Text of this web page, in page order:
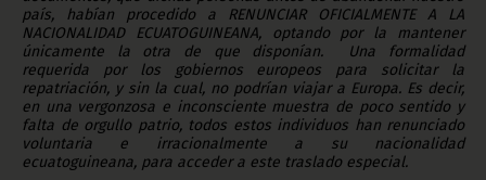
país, habían procedido a RENUNCIAR OFICIALMENTE A LA
NACIONALIDAD ECUATOGUINEANA, optando por la mantener
únicamente la otra de que disponían. Una formalidad
requerida por los gobiernos europeos para solicitar la
repatriación, y sin la cual, no podrían viajar a Europa. Es decir,
en una vergonzosa e inconsciente muestra de poco sentido y
falta de orgullo patrio, todos estos individuos han renunciado
voluntaria e irracionalmente a su nacionalidad
ecuatoguineana, para acceder a este traslado especial.